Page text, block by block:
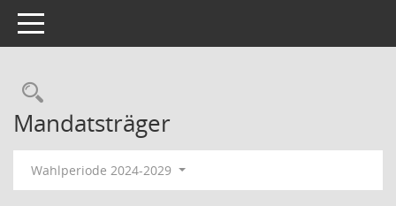
Toggle navigation
Rechercheauswahl
Mandatsträger
Wahlperiode 2024-2029